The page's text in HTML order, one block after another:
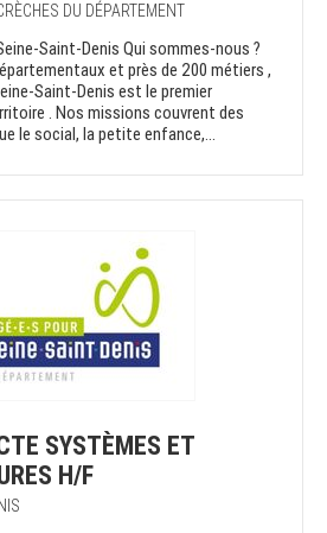
DU DÉPARTEMENT
Saint-Denis Qui sommes-nous ?
et près de 200 métiers ,
Saint-Denis est le premier
. Nos missions couvrent des
le social, la petite enfance,...
SYSTÈMES ET
H/F